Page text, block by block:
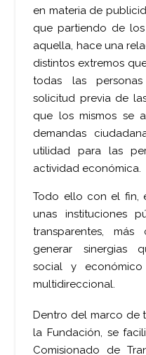
en materia de
que partiendo de
aquella, hace una
distintos extremos
todas las
solicitud previa de
que los mismos se
demandas
utilidad para las
actividad económica.
Todo ello con el fin,
unas instituciones
transparentes,
generar sinergias
social y
multidireccional.
Dentro del marco de
la Fundación, se
Comisionado de